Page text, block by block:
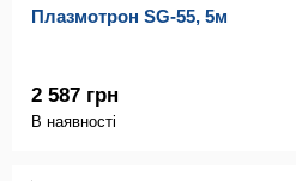
Плазмотрон SG-55, 5м
2 587 грн
В наявності